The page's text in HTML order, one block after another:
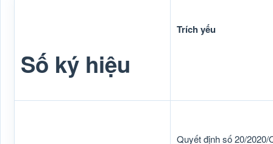
Số ký hiệu
Trích yếu
Quyết định số 20/